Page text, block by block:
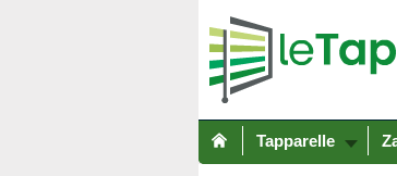
Tapparelle